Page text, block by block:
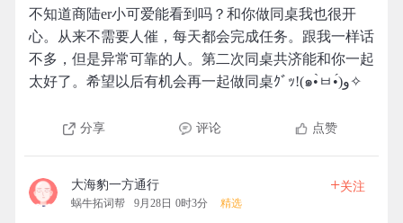
不知道商陆er小可爱能看到吗？和你做同桌我也很开
心。从来不需要人催，每天都会完成任务。跟我一样话
不多，但是异常可靠的人。第二次同桌共济能和你一起
太好了。希望以后有机会再一起做同桌ｸﾞｯ!(๑•̀ㅂ•́)و✧
分享 评论 点赞
大海豹一方通行
蜗牛拓词帮 9月28日 0时3分 精选
+关注